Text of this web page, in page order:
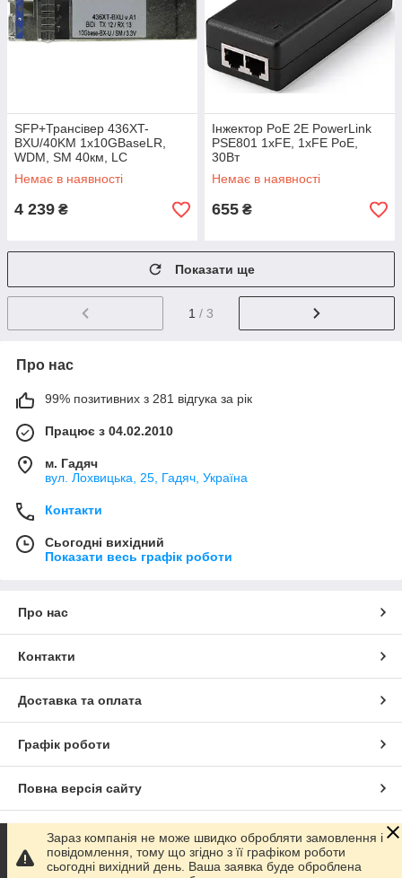
SFP+Трансiвер 436XT-
BXU/40KM 1x10GBaseLR,
WDM, SM 40км, LC
Немає в наявності
4 239 ₴
Інжектор PoE 2E PowerLink
PSE801 1xFE, 1xFE PoE,
30Вт
Немає в наявності
655 ₴
Показати ще
1 / 3
Про нас
99% позитивних з 281 відгука за рік
Працює з 04.02.2010
м. Гадяч
вул. Лохвицька, 25, Гадяч, Україна
Контакти
Сьогодні вихідний
Показати весь графік роботи
Про нас
Контакти
Доставка та оплата
Графік роботи
Повна версія сайту
Сайт створено на маркетплейсі Prom.ua
Зараз компанія не може швидко обробляти замовлення і
повідомлення, тому що згідно з її графіком роботи
сьогодні вихідний день. Ваша заявка буде оброблена